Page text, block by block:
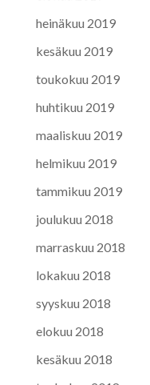
heinäkuu 2019
kesäkuu 2019
toukokuu 2019
huhtikuu 2019
maaliskuu 2019
helmikuu 2019
tammikuu 2019
joulukuu 2018
marraskuu 2018
lokakuu 2018
syyskuu 2018
elokuu 2018
kesäkuu 2018